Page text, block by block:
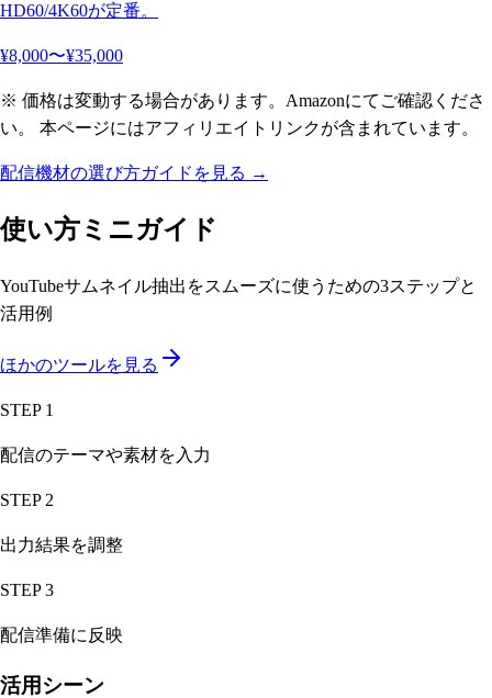
HD60/4K60が定番。
¥8,000〜¥35,000
※ 価格は変動する場合があります。Amazonにてご確認くださ
い。 本ページにはアフィリエイトリンクが含まれています。
配信機材の選び方ガイドを見る →
使い方ミニガイド
YouTubeサムネイル抽出 をスムーズに使うための3ステップと
活用例
ほかのツールを見る
STEP 1
配信のテーマや素材を入力
STEP 2
出力結果を調整
STEP3
配信準備に反映
活用シーン